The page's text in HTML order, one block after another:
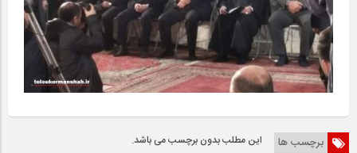
برچسب ها این مطلب بدون برچسب می باشد.